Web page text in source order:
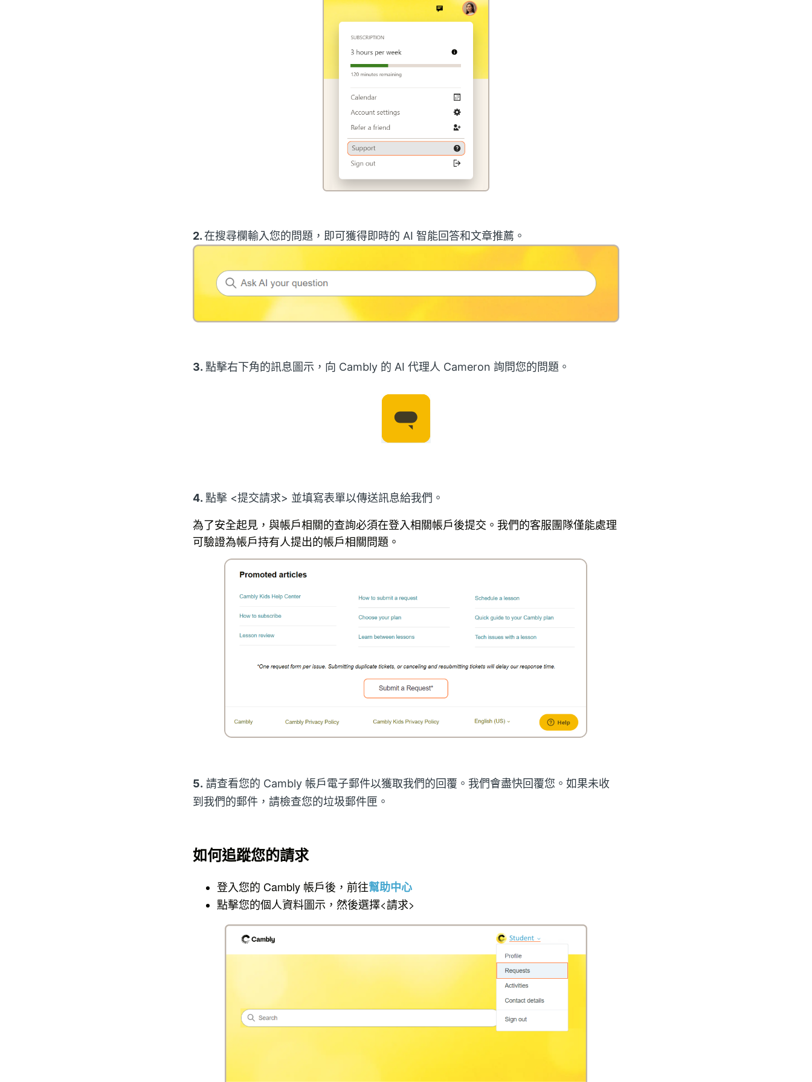
2.在搜尋欄輸入您的問題，即可獲得即時的 AI 智能回答和文章推薦。
3. 點擊右下角的訊息圖示，向 Cambly 的 AI 代理人 Cameron 詢問您的問題。
4. 點擊 <提交請求> 並填寫表單以傳送訊息給我們。
為了安全起見，與帳戶相關的查詢必須在登入相關帳戶後提交。我們的客服團隊僅能處理
可驗證為帳戶持有人提出的帳戶相關問題。
5. 請查看您的 Cambly 帳戶電子郵件以獲取我們的回覆。我們會盡快回覆您。如果未收
到我們的郵件，請檢查您的垃圾郵件匣。
如何追蹤您的請求
登入您的 Cambly 帳戶後，前往幫助中心
點擊您的個人資料圖示，然後選擇<請求>